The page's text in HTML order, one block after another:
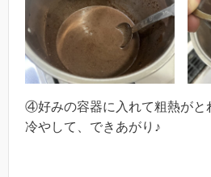
④好みの容器に入れて粗熱がと
冷やして、できあがり♪